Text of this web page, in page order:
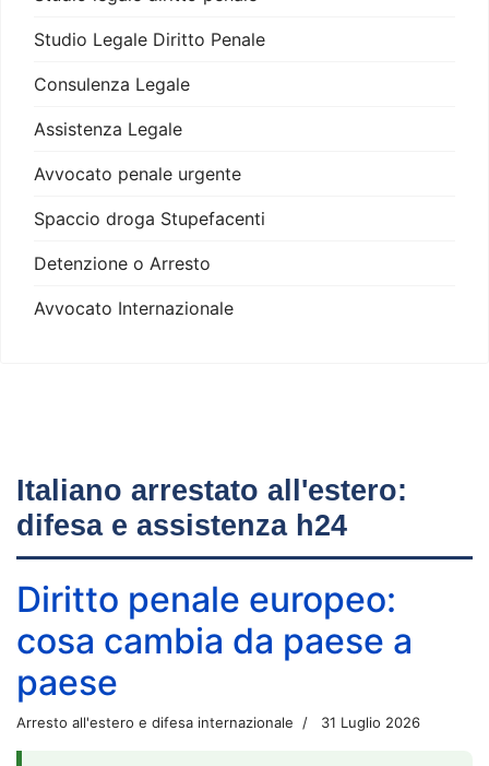
Studio Legale Diritto Penale
Consulenza Legale
Assistenza Legale
Avvocato penale urgente
Spaccio droga Stupefacenti
Detenzione o Arresto
Avvocato Internazionale
Italiano arrestato all'estero:
difesa e assistenza h24
Diritto penale europeo:
cosa cambia da paese a
paese
Arresto all'estero e difesa internazionale 31 Luglio 2026